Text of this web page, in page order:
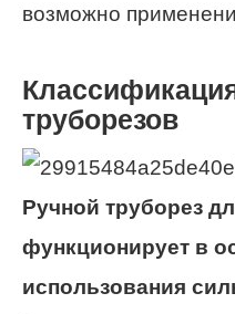
возможно
труборезов
Ручной труборез
функционирует в
использования